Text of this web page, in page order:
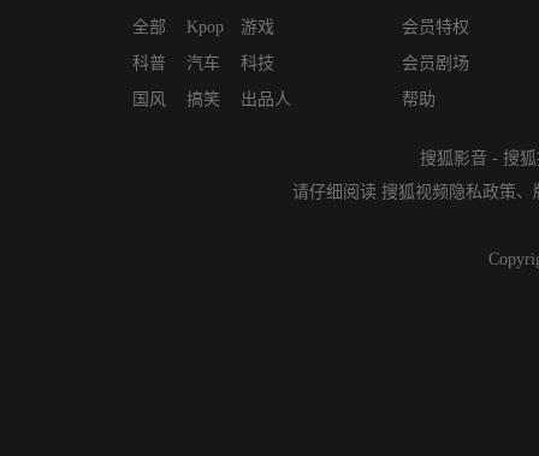
全部
科普
国风
Kpop
汽车
搞笑
游戏
科技
出品人
会员特权
会员剧场
帮助
搜狐影音 - 搜
请仔细阅读 搜狐视频隐私政策、